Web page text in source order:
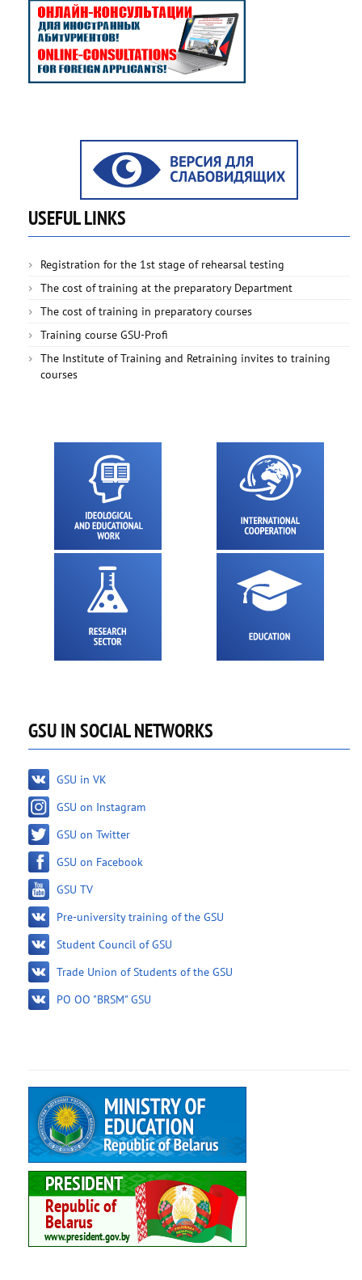
USEFUL LINKS
Registration for the 1st stage of rehearsal testing
The cost of training at the preparatory Department
The cost of training in preparatory courses
Training course GSU-Profi
The Institute of Training and Retraining invites to training
courses
GSU IN SOCIAL NETWORKS
GSU in VK
GSU on Instagram
GSU on Twitter
GSU on Facebook
GSU TV
Pre-university training of the GSU
Student Council of GSU
Trade Union of Students of the GSU
PO OO "BRSM" GSU